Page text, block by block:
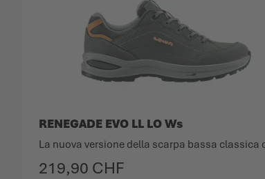
219,90 CHF
RENEGADE EVO LL LO Ws